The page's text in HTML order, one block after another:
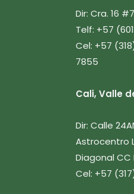
Dir: Cra. 16
Telf: +57
Cel: +57
7855
Cali, Valle
Dir: Calle
Astrocentro
Diagonal CC
Cel: +57